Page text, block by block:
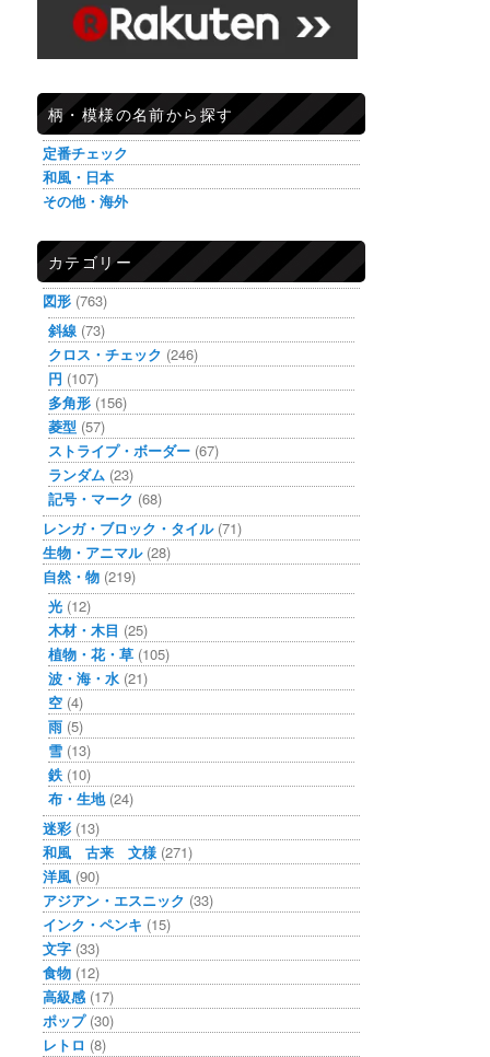
柄・模様の名前から探す
定番チェック
和風・日本
その他・海外
カテゴリー
図形 (763)
斜線 (73)
クロス・チェック (246)
円 (107)
多角形 (156)
菱型 (57)
ストライプ・ボーダー (67)
ランダム (23)
記号・マーク (68)
レンガ・ブロック・タイル(71)
生物・アニマル(28)
自然・物 (219)
光 (12)
木材・木目 (25)
植物・花・草 (105)
波・海・水 (21)
空 (4)
雨 (5)
雪 (13)
鉄 (10)
布・生地(24)
迷彩 (13)
和風 古来 文様 (271)
洋風 (90)
アジアン・エスニック (33)
インク・ペンキ (15)
文字 (33)
食物 (12)
高級感 (17)
ポップ(30)
レトロ (8)